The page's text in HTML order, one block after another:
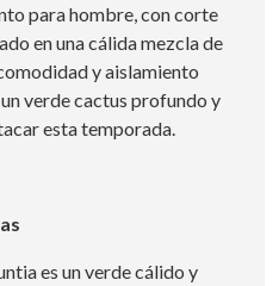
para hombre, con corte
en una cálida mezcla de
y aislamiento
verde cactus profundo y
esta temporada.
es un verde cálido y